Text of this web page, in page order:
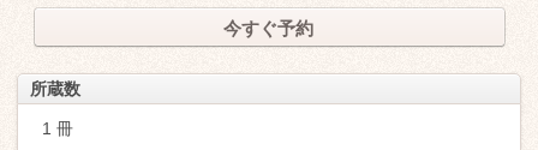
今すぐ予約
所蔵数
1 冊